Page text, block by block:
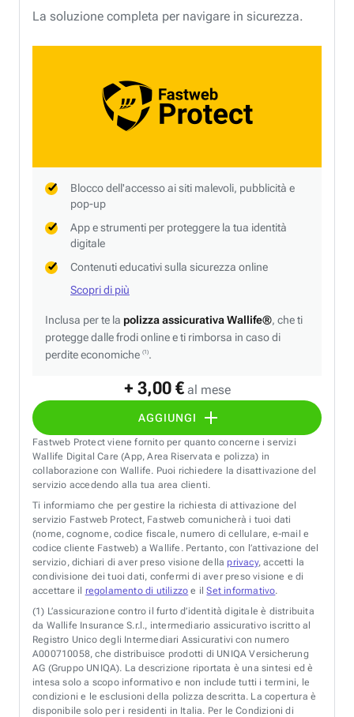
+ 3,00 € al mese
AGGIUNGI
La soluzione completa per navigare in sicurezza.
Blocco dell'accesso ai siti malevoli, pubblicità e
pop-up
App e strumenti per proteggere la tua identità
digitale
Contenuti educativi sulla sicurezza online
Scopri di più
Inclusa per te la polizza assicurativa Wallife®, che ti
protegge dalle frodi online e ti rimborsa in caso di
perdite economiche (1).
Fastweb Protect viene fornito per quanto concerne i servizi
Wallife Digital Care (App, Area Riservata e polizza) in
collaborazione con Wallife. Puoi richiedere la disattivazione del
servizio accedendo alla tua area clienti.
Ti informiamo che per gestire la richiesta di attivazione del
servizio Fastweb Protect, Fastweb comunicherà i tuoi dati
(nome, cognome, codice fiscale, numero di cellulare, e-mail e
codice cliente Fastweb) a Wallife. Pertanto, con l’attivazione del
servizio, dichiari di aver preso visione della privacy, accetti la
condivisione dei tuoi dati, confermi di aver preso visione e di
accettare il regolamento di utilizzo e ilSet informativo.
(1) L’assicurazione contro il furto d’identità digitale è distribuita
da Wallife Insurance S.r.l., intermediario assicurativo iscritto al
Registro Unico degli Intermediari Assicurativi con numero
A000710058, che distribuisce prodotti di UNIQA Versicherung
AG (Gruppo UNIQA). La descrizione riportata è una sintesi ed è
intesa solo a scopo informativo e non include tutti i termini, le
condizioni e le esclusioni della polizza descritta. La copertura è
disponibile solo per i residenti in Italia. Per le Condizioni di